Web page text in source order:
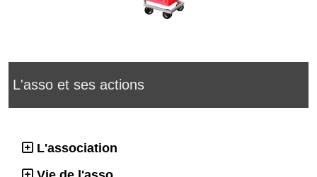
L'asso et ses actions
L'association